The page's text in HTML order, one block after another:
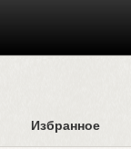
Избранное